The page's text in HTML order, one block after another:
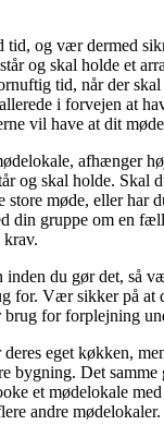
tid, og vær dermed
og skal holde et
tid, når der skal
i forvejen at
vil have at dit
afhænger
og skal holde. Skal
møde, eller har
din gruppe om en
krav.
du gør det, så
for. Vær sikker på at
for forplejning
eget køkken,
bygning. Det
et mødelokale
andre mødelokaler.